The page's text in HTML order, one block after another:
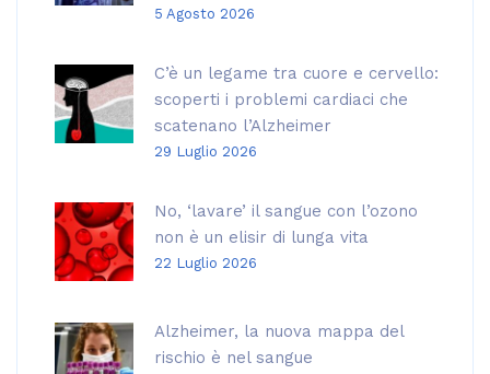
5 Agosto 2026
C’è un legame tra cuore e cervello:
scoperti i problemi cardiaci che
scatenano l’Alzheimer
29 Luglio 2026
No, ‘lavare’ il sangue con l’ozono
non è un elisir di lunga vita
22 Luglio 2026
Alzheimer, la nuova mappa del
rischio è nel sangue